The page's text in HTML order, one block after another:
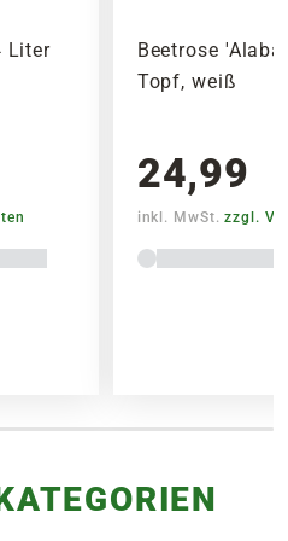
Liter
Beetrose
Topf, weiß
24,99
inkl. MwSt.zzgl.